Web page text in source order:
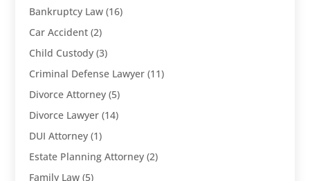
Bankruptcy Law (16)
Car Accident (2)
Child Custody (3)
Criminal Defense Lawyer (11)
Divorce Attorney (5)
Divorce Lawyer (14)
DUI Attorney (1)
Estate Planning Attorney (2)
Family Law (5)